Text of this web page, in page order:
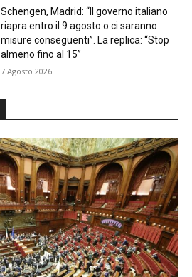
Schengen, Madrid: “Il governo italiano
riapra entro il 9 agosto o ci saranno
misure conseguenti”. La replica: “Stop
almeno fino al 15”
7 Agosto 2026